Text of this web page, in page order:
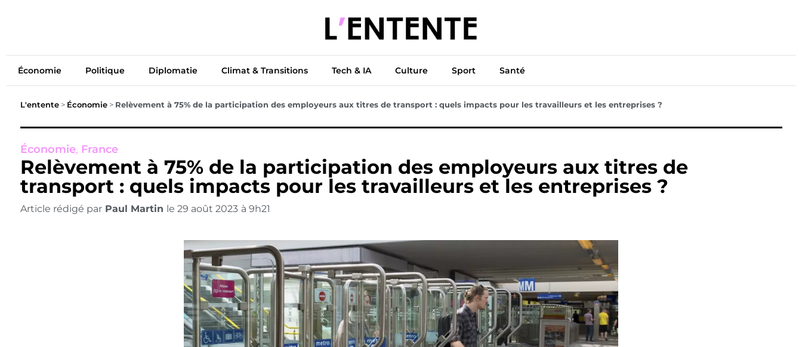
Diplomatie Climat & Transitions Tech & IA
Économie Politique Diplomatie Climat & Transitions Tech & IA Culture Sport Santé
L'entente> Économie> Relèvement à 75% de la participation des employeurs aux titres de transport : quels impacts pour les travailleurs et les entreprises ?
Économie, France
Relèvement à 75% de la participation des employeurs aux titres de
transport : quels impacts pour les travailleurs et les entreprises ?
Article rédigé par Paul Martin le 29 août 2023 à 9h21